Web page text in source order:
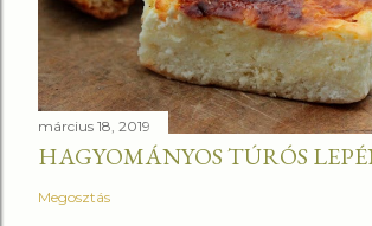
március 18, 2019
HAGYOMÁNYOS TÚRÓS
Megosztás